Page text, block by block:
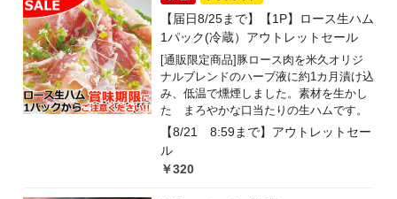
【届日8/25まで】【1P】ロース生ハム
1パック(冷蔵）アウトレットセール
[通販限定商品]豚ロース肉を米久オリジ
ナルブレンドのハーブ液に約1カ月漬け込
み、低温で燻煙しました。素材を生かし
た まろやかな口当たりの生ハムです。
【8/21 8:59まで】アウトレットセー
ル
￥320